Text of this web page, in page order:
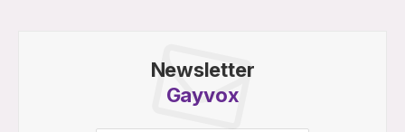
Newsletter
Gayvox